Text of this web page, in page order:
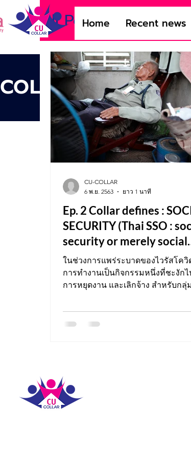
Home Recent news
COLLAR TALKS
All Posts Collar
Ep. 2 Collar defines :
SECURITY (Thai SSO :
security or merely social
protection?)
ในช่วงการแพร่ระบาดของไวรัสโควิด
การทำงานเป็นกิจกรรมหนึ่งที่ชะงักไ
การหยุดงาน และเลิกจ้าง สำหรับกลุ่ม
CU-COLLAR
6 พ.ย. 2563
ยาว 1 นาที